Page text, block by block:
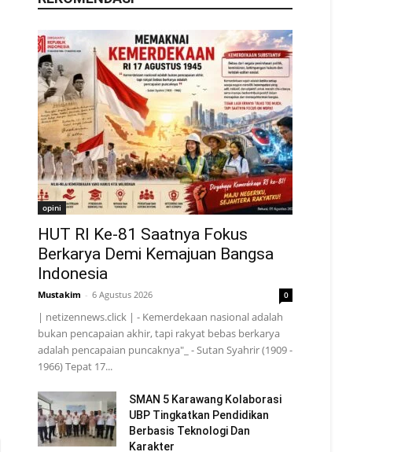
opini
HUT RI Ke-81 Saatnya Fokus
Berkarya Demi Kemajuan Bangsa
Indonesia
Mustakim - 6 Agustus 2026 0
| netizennews.click | - Kemerdekaan nasional adalah
bukan pencapaian akhir, tapi rakyat bebas berkarya
adalah pencapaian puncaknya"_ - Sutan Syahrir (1909 -
1966) Tepat 17...
SMAN 5 Karawang Kolaborasi
UBP Tingkatkan Pendidikan
Berbasis Teknologi Dan
Karakter